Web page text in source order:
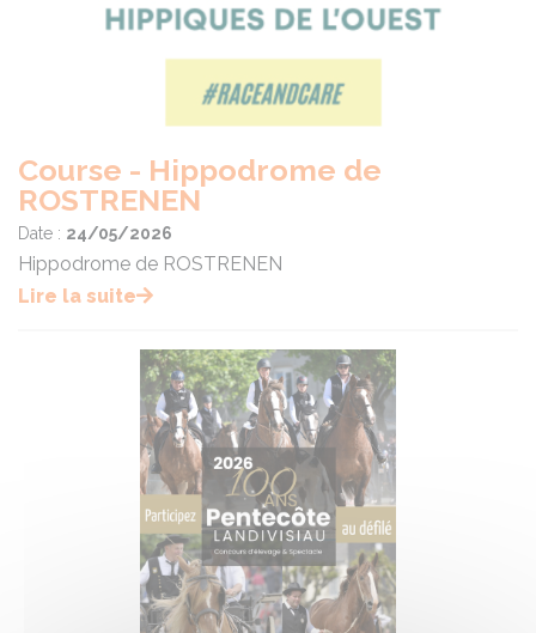
Course - Hippodrome de
ROSTRENEN
Date : 24/05/2026
Hippodrome de ROSTRENEN
Lire la suite